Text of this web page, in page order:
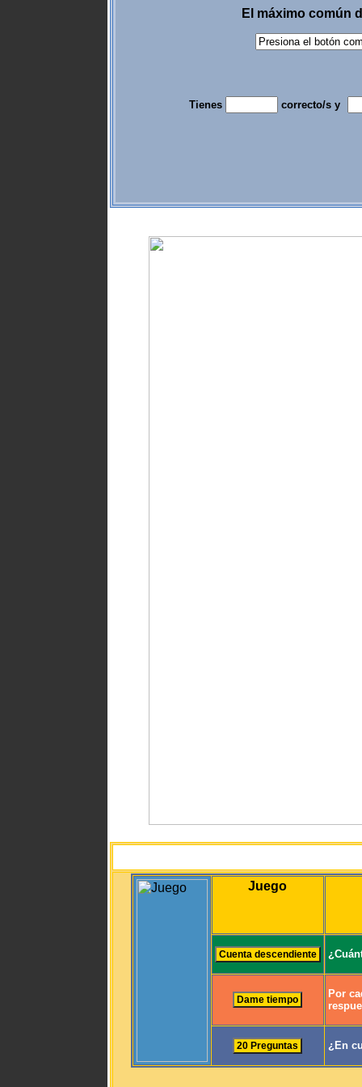
El máximo común
Tienes correcto/s y
Juego
Por
¿En